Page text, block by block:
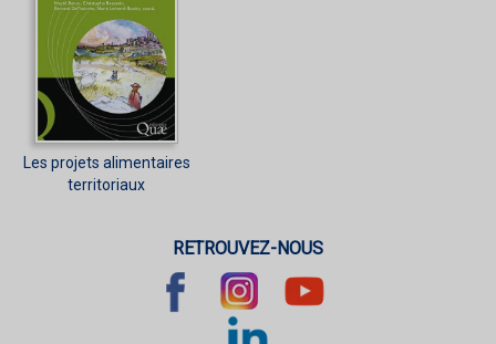
Les projets alimentaires
territoriaux
RETROUVEZ-NOUS